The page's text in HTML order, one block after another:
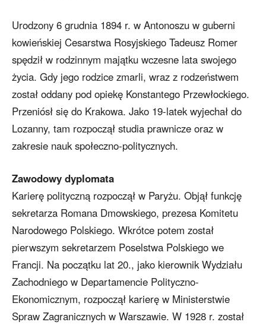
Urodzony 6 grudnia 1894 r. w Antonoszu w guberni
kowieńskiej Cesarstwa Rosyjskiego Tadeusz Romer
spędził w rodzinnym majątku wczesne lata swojego
życia. Gdy jego rodzice zmarli, wraz z rodzeństwem
został oddany pod opiekę Konstantego Przewłockiego.
Przeniósł się do Krakowa. Jako 19-latek wyjechał do
Lozanny, tam rozpoczął studia prawnicze oraz w
zakresie nauk społeczno-politycznych.
Zawodowy dyplomata
Karierę polityczną rozpoczął w Paryżu. Objął funkcję
sekretarza Romana Dmowskiego, prezesa Komitetu
Narodowego Polskiego. Wkrótce potem został
pierwszym sekretarzem Poselstwa Polskiego we
Francji. Na początku lat 20., jako kierownik Wydziału
Zachodniego w Departamencie Polityczno-
Ekonomicznym, rozpoczął karierę w Ministerstwie
Spraw Zagranicznych w Warszawie. W 1928 r. został